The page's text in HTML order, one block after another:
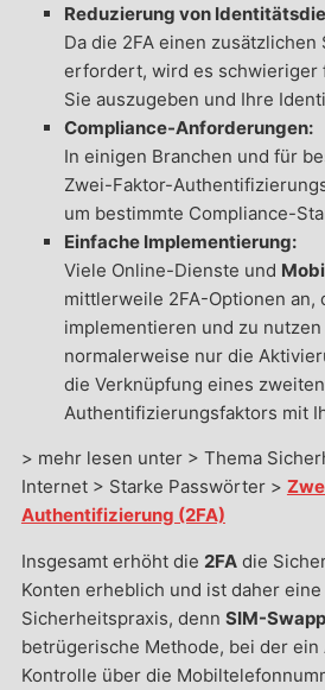
Reduzierung von
Da die 2FA einen
erfordert, wird es schwieriger
Sie auszugeben und Ihre
Compliance-Anforderungen:
In einigen Branchen und für
Zwei-Faktor-
um bestimmte Compliance-
Einfache Implementierung:
Viele Online-Dienste und
mittlerweile 2FA-Optionen an,
implementieren und zu
normalerweise nur die
die Verknüpfung eines zweiten
Authentifizierungsfaktors mit
> mehr lesen unter > Thema
Internet > Starke Passwörter >
Authentifizierung (2FA)
Insgesamt erhöht die 2FAdie
Konten erheblich und ist daher
Sicherheitspraxis, denn SIM-
betrügerische Methode, bei der
Kontrolle über die